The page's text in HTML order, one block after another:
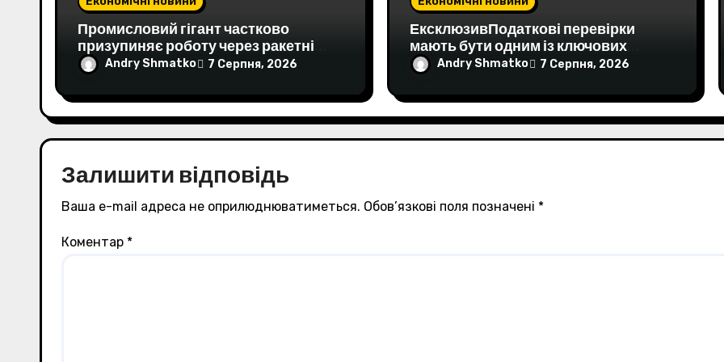
п
и
с
і
в
Промисловий гігант частково
призупиняє роботу через ракетні
удари рф Південний ГЗК припиняє
видобуток через атаки рф на судна в
Чорному морі. На підприємстві
накопичилися партії руди через
блокування експорту.Суспільство •
Andry Shmatko 7 Серпня, 2026
ЕксклюзивПодаткові перевірки
мають бути одним із ключових
доказів у "лізингових" справах БЕБ
проти авіакомпаній – юристЮристка
заявила, що БЕБ зобов'язане
враховувати результати перевірок
ДПС, які не виявили порушень в
доказів, а не зміни
тлумачення.Економіка • 29 липня,
Andry Shmatko 7 Серпня, 2026
Залишити відповідь
Ваша e-mail адреса не оприлюднюватиметься. Обов’язкові поля позначені *
Коментар *